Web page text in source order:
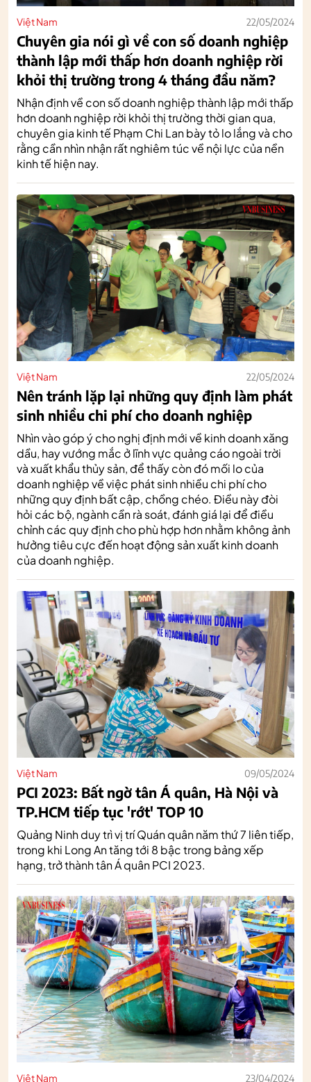
Việt Nam 22/05/2024
Chuyên gia nói gì về con số doanh nghiệp
thành lập mới thấp hơn doanh nghiệp rời
khỏi thị trường trong 4 tháng đầu năm?
Nhận định về con số doanh nghiệp thành lập mới thấp
hơn doanh nghiệp rời khỏi thị trường thời gian qua,
chuyên gia kinh tế Phạm Chi Lan bày tỏ lo lắng và cho
rằng cần nhìn nhận rất nghiêm túc về nội lực của nền
kinh tế hiện nay.
Việt Nam 22/05/2024
Nên tránh lặp lại những quy định làm phát
sinh nhiều chi phí cho doanh nghiệp
Nhìn vào góp ý cho nghị định mới về kinh doanh xăng
dầu, hay vướng mắc ở lĩnh vực quảng cáo ngoài trời
và xuất khẩu thủy sản, để thấy còn đó mối lo của
doanh nghiệp về việc phát sinh nhiều chi phí cho
những quy định bất cập, chồng chéo. Điều này đòi
hỏi các bộ, ngành cần rà soát, đánh giá lại để điều
chỉnh các quy định cho phù hợp hơn nhằm không ảnh
hưởng tiêu cực đến hoạt động sản xuất kinh doanh
của doanh nghiệp.
Việt Nam 09/05/2024
PCI 2023: Bất ngờ tân Á quân, Hà Nội và
TP.HCM tiếp tục 'rớt' TOP 10
Quảng Ninh duy trì vị trí Quán quân năm thứ 7 liên tiếp,
trong khi Long An tăng tới 8 bậc trong bảng xếp
hạng, trở thành tân Á quân PCI 2023.
Việt Nam 23/04/2024